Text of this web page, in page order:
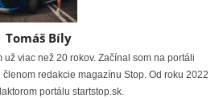
Tomáš Bíly
už viac než 20 rokov. Začínal som na portáli
redakcie magazínu Stop. Od roku 2022
portálu startstop.sk.